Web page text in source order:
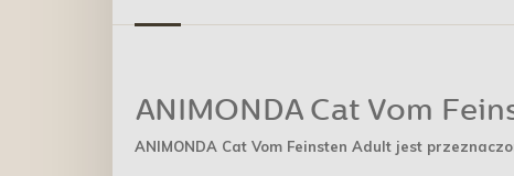
ANIMONDA Cat Vom
ANIMONDA Cat Vom Feinsten Adult jest